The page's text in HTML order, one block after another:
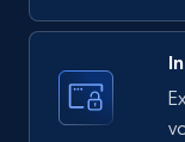
Asin, URL,
price,